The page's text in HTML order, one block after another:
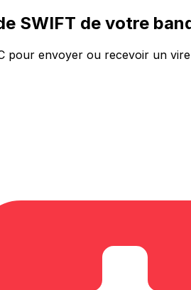
SWIFT de votre
pour envoyer ou recevoir un
vos économies. Nos taux